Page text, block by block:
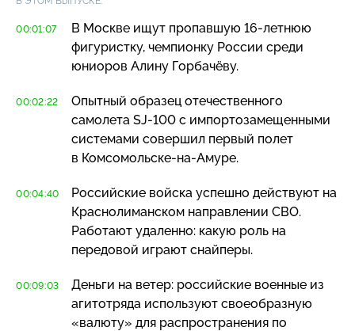
00:01:07 В Москве ищут пропавшую 16-летнюю
фигуристку, чемпионку России среди
юниоров Алину Горбачёву.
00:02:22
Опытный образец отечественного
самолета SJ-100 с импортозамещенными
системами совершил первый полет
в Комсомольске-на-Амуре.
00:04:40
Российские войска успешно действуют на
Краснолиманском направлении СВО.
Работают удаленно: какую роль на
передовой играют снайперы.
00:09:03
Деньги на ветер: российские военные из
агитотряда используют своеобразную
«валюту» для распространения по